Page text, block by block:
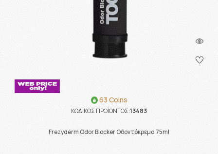
63 Coins
ΚΩΔΙΚΟΣ ΠΡΟΪΟΝΤΟΣ:13483
Frezyderm Odor Blocker Οδοντόκρεμα 75ml